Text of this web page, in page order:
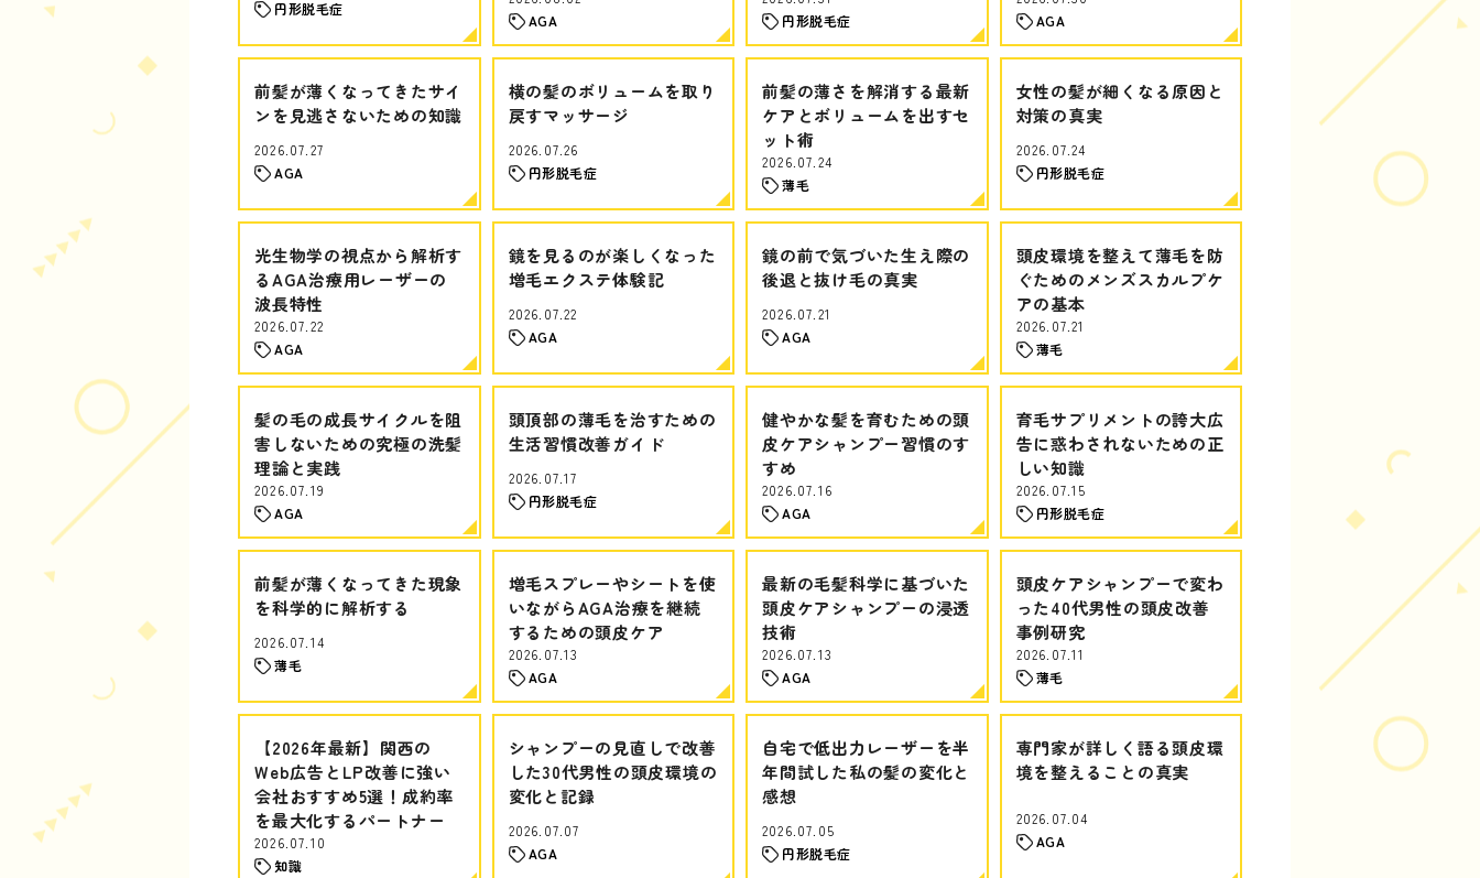
円形脱毛症
AGA
円形脱毛症
AGA
前髪が薄くなってきたサイ
ンを見逃さないための知識
2026.07.27
AGA
横の髪のボリュームを取り
戻すマッサージ
2026.07.26
円形脱毛症
前髪の薄さを解消する最新
ケアとボリュームを出すセ
ット術
2026.07.24
薄毛
女性の髪が細くなる原因と
対策の真実
2026.07.24
円形脱毛症
光生物学の視点から解析す
るAGA治療用レーザーの
波長特性
2026.07.22
AGA
鏡を見るのが楽しくなった
増毛エクステ体験記
2026.07.22
AGA
鏡の前で気づいた生え際の
後退と抜け毛の真実
2026.07.21
AGA
頭皮環境を整えて薄毛を防
ぐためのメンズスカルプケ
アの基本
2026.07.21
薄毛
髪の毛の成長サイクルを阻
害しないための究極の洗髪
理論と実践
2026.07.19
AGA
頭頂部の薄毛を治すための
生活習慣改善ガイド
2026.07.17
円形脱毛症
健やかな髪を育むための頭
皮ケアシャンプー習慣のす
すめ
2026.07.16
AGA
育毛サプリメントの誇大広
告に惑わされないための正
しい知識
2026.07.15
円形脱毛症
前髪が薄くなってきた現象
を科学的に解析する
2026.07.14
薄毛
増毛スプレーやシートを使
いながらAGA治療を継続
するための頭皮ケア
2026.07.13
AGA
最新の毛髪科学に基づいた
頭皮ケアシャンプーの浸透
技術
2026.07.13
AGA
頭皮ケアシャンプーで変わ
った40代男性の頭皮改善
事例研究
2026.07.11
薄毛
【2026年最新】関西の
Web広告とLP改善に強い
会社おすすめ5選！成約率
を最大化するパートナー
2026.07.10
知識
シャンプーの見直しで改善
した30代男性の頭皮環境の
変化と記録
2026.07.07
AGA
自宅で低出力レーザーを半
年間試した私の髪の変化と
感想
2026.07.05
円形脱毛症
専門家が詳しく語る頭皮環
境を整えることの真実
2026.07.04
AGA